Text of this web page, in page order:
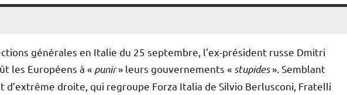
générales en Italie du 25 septembre, l’ex-président russe Dmitri
les Européens à « punir» leurs gouvernements « stupides». Semblant
droite, qui regroupe Forza Italia de Silvio Berlusconi, Fratelli